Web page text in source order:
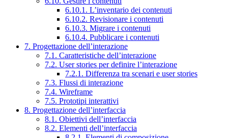
6.10.1. L’inventario dei contenuti
6.10.2. Revisionare i contenuti
6.10.3. Migrare i contenuti
6.10.4. Pubblicare i contenuti
7. Progettazione dell’interazione
7.1. Caratteristiche dell’interazione
7.2. User stories per definire l’interazione
7.2.1. Differenza tra scenari e user stories
7.3. Flussi di interazione
7.4. Wireframe
7.5. Prototipi interattivi
8. Progettazione dell’interfaccia
8.1. Obiettivi dell’interfaccia
8.2. Elementi dell’interfaccia